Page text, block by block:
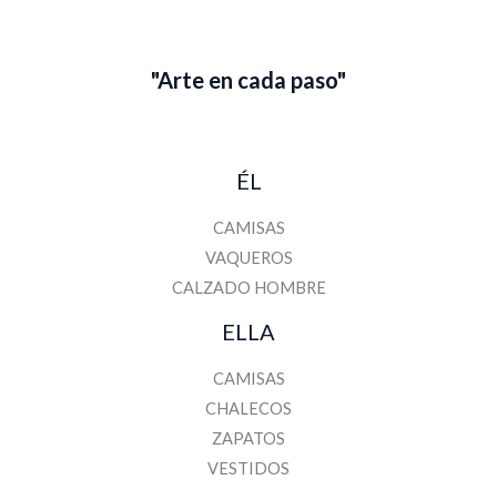
"Arte en cada paso"
ÉL
CAMISAS
VAQUEROS
CALZADO HOMBRE
ELLA
CAMISAS
CHALECOS
ZAPATOS
VESTIDOS